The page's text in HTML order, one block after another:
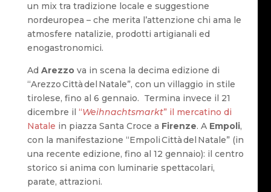
un mix tra tradizione locale e suggestione
nordeuropea – che merita l’attenzione chi ama le
atmosfere natalizie, prodotti artigianali ed
enogastronomici.
Ad Arezzova in scena la decima edizione di
“Arezzo Città del Natale”, con un villaggio in stile
tirolese, fino al 6 gennaio. Termina invece il 21
dicembre il “Weihnachtsmarkt” il mercatino di
Natale in piazza Santa Croce a Firenze. A Empoli,
con la manifestazione “Empoli Città del Natale” (in
una recente edizione, fino al 12 gennaio): il centro
storico si anima con luminarie spettacolari,
parate, attrazioni.